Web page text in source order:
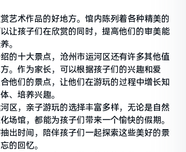
艺术作品的好地方。馆内陈列着各种精美的
让孩子们在欣赏的同时，提高他们的审美能
。
的十大景点，沧州市运河区还有许多其他值
。作为家长，可以根据孩子们的兴趣和爱
他们的景点，让他们在游玩的过程中增长知
、培养兴趣。
区，亲子游玩的选择丰富多样，无论是自然
场馆，都能为孩子们带来一个愉快的假期。
出时间，陪伴孩子们一起探索这些美好的景
的回忆。